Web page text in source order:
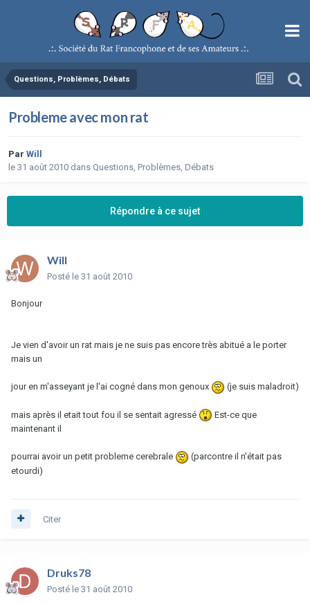
Questions, Problèmes, Débats
Probleme avec mon rat
Par Will
le 31 août 2010 dans Questions, Problèmes, Débats
Répondre à ce sujet
Will
Posté le 31 août 2010
Bonjour
Je vien d'avoir un rat mais je ne suis pas encore très abitué a le porter
mais un
jour en m'asseyant je l'ai cogné dans mon genoux (je suis maladroit)
mais après il etait tout fou il se sentait agressé
Est-ce que
maintenant il
pourrai avoir un petit probleme cerebrale
(parcontre il n'était pas
etourdi)
Citer
Druks78
Posté le 31 août 2010